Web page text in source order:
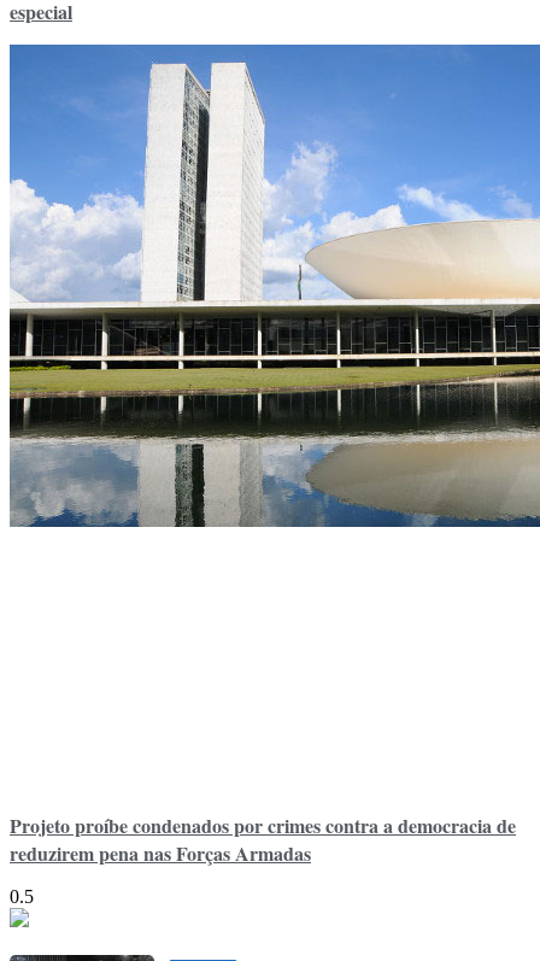
especial
Projeto proíbe condenados por crimes contra a democracia de
reduzirem pena nas Forças Armadas